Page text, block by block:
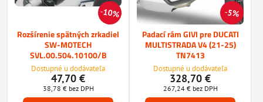
10%
Rozšírenie spätných zrkadiel
SW-MOTECH
SVL.00.504.10100/B
Dostupné u dodávateľa
47,70 €
38,78 € bez DPH
5%
Padací rám GIVI pre DUCATI
MULTISTRADA V4 (21-25)
TN7413
Dostupné u dodávateľa
328,70 €
267,24 € bez DPH